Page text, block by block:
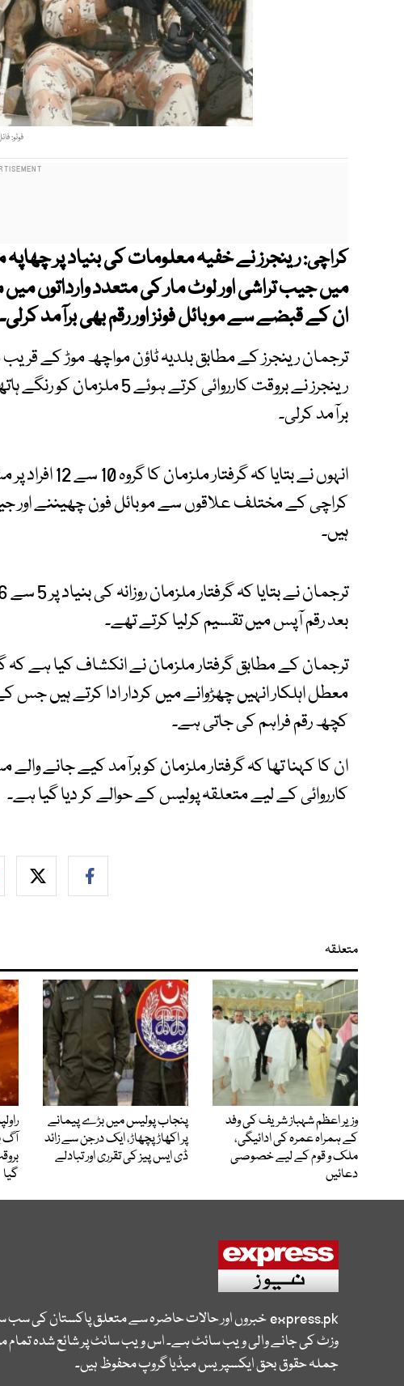
فوٹو:
کراچی:رینجرز نے خفیہ معلومات کی بنیاد پر چھاپہ
ان کے قبضے سے موبائل فونز اور رقم بھی برآمد کرلی۔
ترجمان رینجرز کے مطابق بلدیہ ٹاؤن مواچھ موڑ کے
برآمد کرلی۔
انہوں نے بتایا
کراچی کے مختلف علاقوں سے موبائل فون چھیننے اور
ہیں۔
بعد رقم آپس میں تقسیم کرلیا کرتے تھے۔
ترجمان کے مطابق گرفتار ملزمان نے انکشاف کیا ہے
معطل اہلکار انہیں چھڑوانے میں کردار ادا کرتے ہیں جس
کچھ رقم فراہم کی جاتی ہے۔
ان کا کہنا تھا کہ گرفتار ملزمان کو برآمد کیے جانے
کارروائی کے لیے متعلقہ پولیس کے حوالے کر دیا گیا ہے۔
متعلقہ
وزیر اعظم شہباز شریف کی وفد
کے ہمراہ عمرہ کی ادائیگی،
ملک و قوم کے لیے خصوصی
دعائیں
پنجاب پولیس میں بڑے پیمانے
پر اکھاڑ پچھاڑ، ایک درجن سے زائد
ڈی ایس پیز کی تقرری اور تبادلے
آگ
گیا
express.pkخبروں اور حالات حاضرہ سے متعلق پاکستان کی سب
وزٹ کی جانے والی ویب سائٹ ہے۔ اس ویب سائٹ پر شائع شدہ تمام
جملہ حقوق بحق ایکسپریس میڈیا گروپ محفوظ ہیں۔